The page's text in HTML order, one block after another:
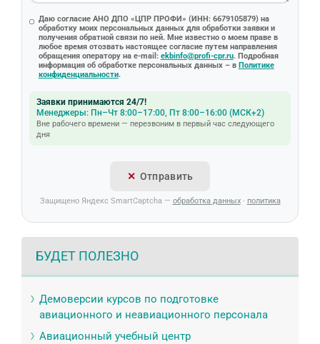
Даю согласие АНО ДПО «ЦПР ПРОФИ» (ИНН: 6679105879) на
обработку моих персональных данных для обработки заявки и
получения обратной связи по ней. Мне известно о моем праве в
любое время отозвать настоящее согласие путем направления
обращения оператору на e-mail: ekbinfo@profi-cpr.ru. Подробная
информация об обработке персональных данных – в Политике
конфиденциальности.
Заявки принимаются 24/7!
Менеджеры: Пн–Чт 8:00–17:00, Пт 8:00–16:00 (МСК+2)
Вне рабочего времени — перезвоним в первый час следующего
дня
Отправить
Защищено Яндекс SmartCaptcha — обработка данных· политика
БУДЕТ ПОЛЕЗНО
Демоверсии курсов по подготовке
авиационного и неавиационного персонала
Авиационный учебный центр